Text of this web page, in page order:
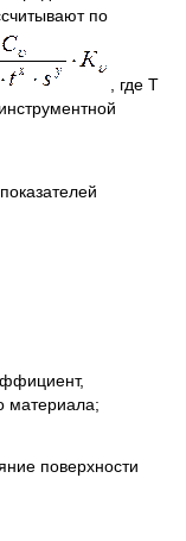
по
, где Т
материала;
поверхности